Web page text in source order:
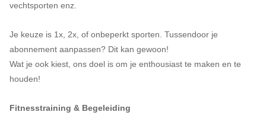
vechtsporten enz.
Je keuze is 1x, 2x, of onbeperkt sporten. Tussendoor je
abonnement aanpassen? Dit kan gewoon!
Wat je ook kiest, ons doel is om je enthousiast te maken en te
houden!
Fitnesstraining & Begeleiding